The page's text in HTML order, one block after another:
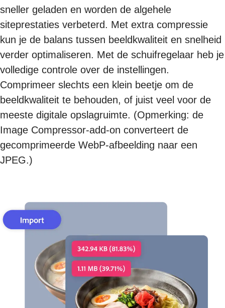
sneller geladen en worden de algehele
siteprestaties verbeterd. Met extra compressie
kun je de balans tussen beeldkwaliteit en snelheid
verder optimaliseren. Met de schuifregelaar heb je
volledige controle over de instellingen.
Comprimeer slechts een klein beetje om de
beeldkwaliteit te behouden, of juist veel voor de
meeste digitale opslagruimte. (Opmerking: de
Image Compressor-add-on converteert de
gecomprimeerde WebP-afbeelding naar een
JPEG.)